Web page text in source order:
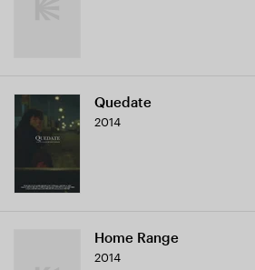
Quedate
2014
Home Range
2014